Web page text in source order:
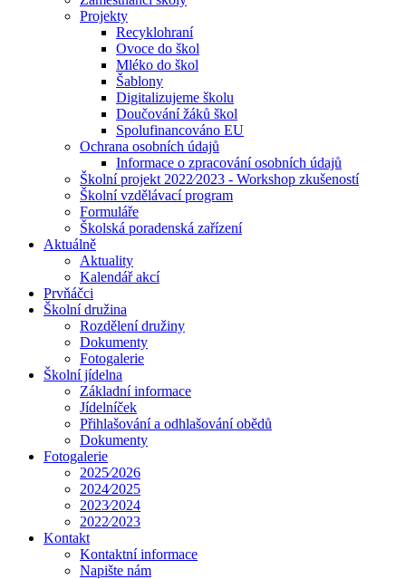
Projekty
Recyklohraní
Ovoce do škol
Mléko do škol
Šablony
Digitalizujeme školu
Doučování žáků škol
Spolufinancováno EU
Ochrana osobních údajů
Informace o zpracování osobních údajů
Školní projekt 2022⁄2023 - Workshop zkušeností
Školní vzdělávací program
Formuláře
Školská poradenská zařízení
Aktuálně
Aktuality
Kalendář akcí
Prvňáčci
Školní družina
Rozdělení družiny
Dokumenty
Fotogalerie
Školní jídelna
Základní informace
Jídelníček
Přihlašování a odhlašování obědů
Dokumenty
Fotogalerie
2025⁄2026
2024⁄2025
2023⁄2024
2022⁄2023
Kontakt
Kontaktní informace
Napište nám